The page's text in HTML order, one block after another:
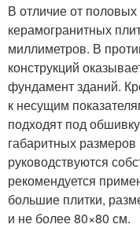
В отличие от
керамогранитных
миллиметров. В
конструкций
фундамент зданий.
к несущим
подходят под
габаритных размеров
руководствуются
рекомендуется
большие плитки,
и не более 80×80 см.